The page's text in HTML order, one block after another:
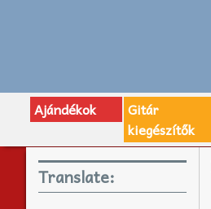
Ajándékok
Gitár
kiegészítők
Translate: